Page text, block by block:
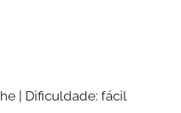
| Dificuldade: fácil